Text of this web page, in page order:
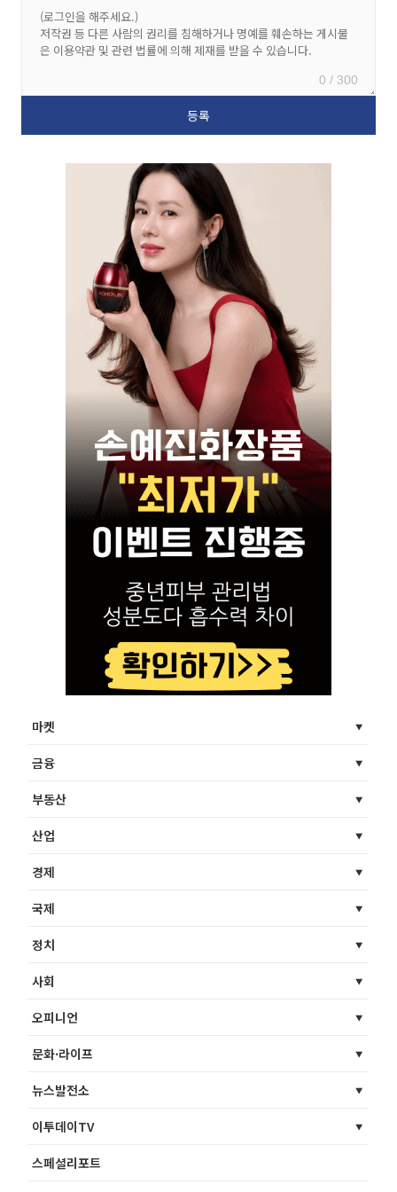
0 / 300
마켓
금융
부동산
산업
경제
국제
정치
사회
오피니언
문화·라이프
뉴스발전소
이투데이TV
스페셜리포트